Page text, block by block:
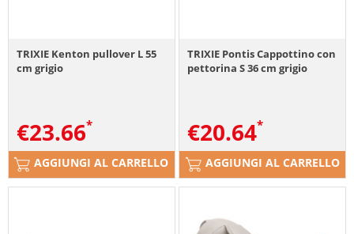
TRIXIE Kenton pullover L 55
cm grigio
€23.66
AGGIUNGI AL CARRELLO
TRIXIE Pontis Cappottino con
pettorina S 36 cm grigio
€20.64
AGGIUNGI AL CARRELLO